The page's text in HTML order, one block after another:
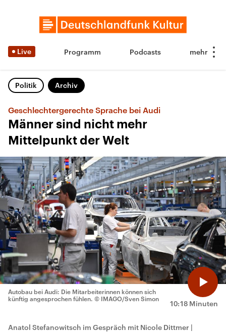
Live Programm Podcasts
Politik Archiv
Geschlechtergerechte Sprache bei Audi
Männer sind nicht mehr
Mittelpunkt der Welt
10:18 Minuten
Autobau bei Audi: Die Mitarbeiterinnen können sich
künftig angesprochen fühlen. © IMAGO/Sven Simon
Anatol Stefanowitsch im Gespräch mit Nicole Dittmer |